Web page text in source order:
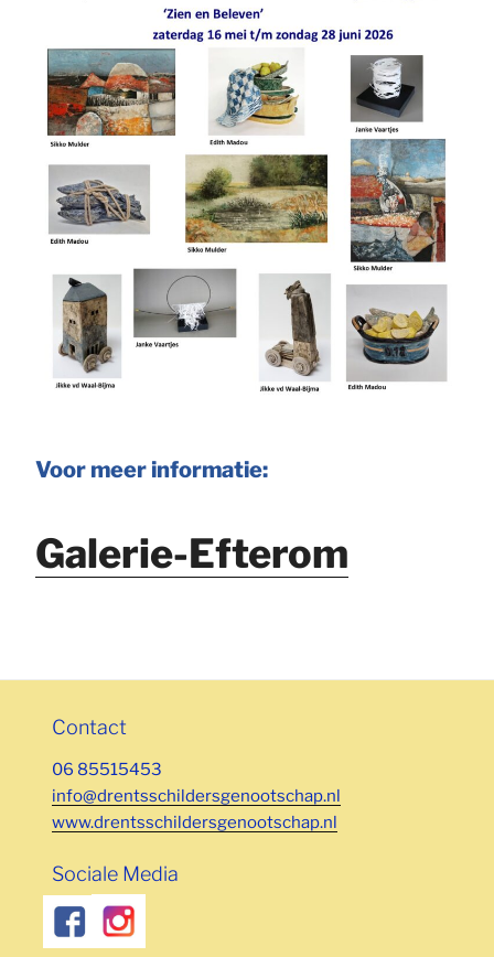
Voor meer informatie:
Galerie-Efterom
Contact
06 85515453
info@drentsschildersgenootschap.nl
www.drentsschildersgenootschap.nl
Sociale Media